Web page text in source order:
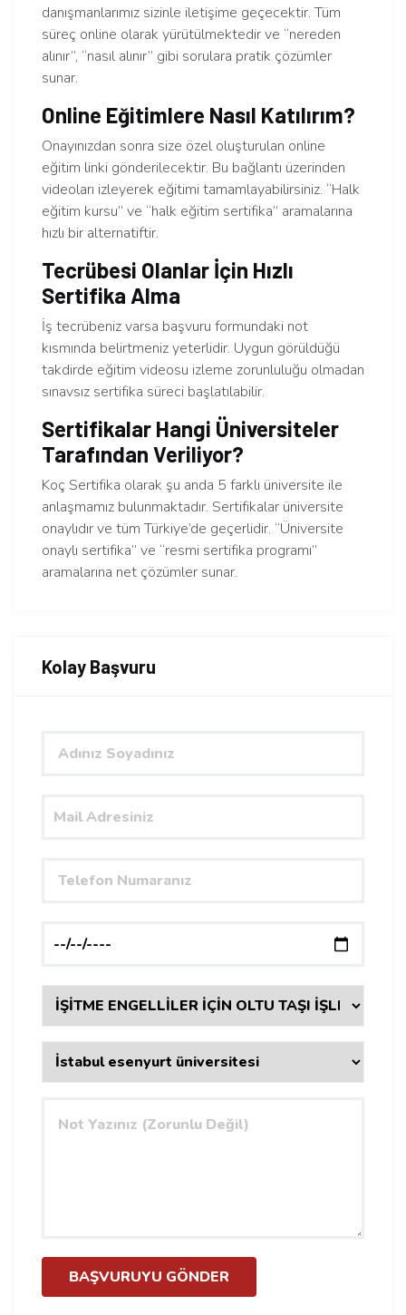
danışmanlarımız sizinle iletişime geçecektir. Tüm
süreç online olarak yürütülmektedir ve “nereden
alınır”, “nasıl alınır” gibi sorulara pratik çözümler
sunar.
Online Eğitimlere Nasıl Katılırım?
Onayınızdan sonra size özel oluşturulan online
eğitim linki gönderilecektir. Bu bağlantı üzerinden
videoları izleyerek eğitimi tamamlayabilirsiniz. “Halk
eğitim kursu” ve “halk eğitim sertifika” aramalarına
hızlı bir alternatiftir.
Tecrübesi Olanlar İçin Hızlı
Sertifika Alma
İş tecrübeniz varsa başvuru formundaki not
kısmında belirtmeniz yeterlidir. Uygun görüldüğü
takdirde eğitim videosu izleme zorunluluğu olmadan
sınavsız sertifika süreci başlatılabilir.
Sertifikalar Hangi Üniversiteler
Tarafından Veriliyor?
Koç Sertifika olarak şu anda 5 farklı üniversite ile
anlaşmamız bulunmaktadır. Sertifikalar üniversite
onaylıdır ve tüm Türkiye’de geçerlidir. “Üniversite
onaylı sertifika” ve “resmi sertifika programı”
aramalarına net çözümler sunar.
Kolay Başvuru
BAŞVURUYU GÖNDER